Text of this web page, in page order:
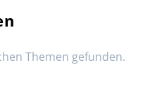
Themen gefunden.